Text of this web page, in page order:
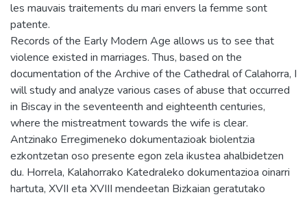
les mauvais traitements du mari envers la femme sont
patente.
Records of the Early Modern Age allows us to see that
violence existed in marriages. Thus, based on the
documentation of the Archive of the Cathedral of Calahorra, I
will study and analyze various cases of abuse that occurred
in Biscay in the seventeenth and eighteenth centuries,
where the mistreatment towards the wife is clear.
Antzinako Erregimeneko dokumentazioak biolentzia
ezkontzetan oso presente egon zela ikustea ahalbidetzen
du. Horrela, Kalahorrako Katedraleko dokumentazioa oinarri
hartuta, XVII eta XVIII mendeetan Bizkaian geratutako